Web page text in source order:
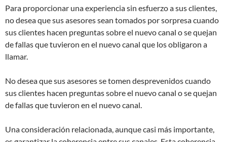
Para proporcionar una experiencia sin esfuerzo a sus clientes,
no desea que sus asesores sean tomados por sorpresa cuando
sus clientes hacen preguntas sobre el nuevo canal o se quejan
de fallas que tuvieron en el nuevo canal que los obligaron a
llamar.
No desea que sus asesores se tomen desprevenidos cuando
sus clientes hacen preguntas sobre el nuevo canal o se quejan
de fallas que tuvieron en el nuevo canal.
Una consideración relacionada, aunque casi más importante,